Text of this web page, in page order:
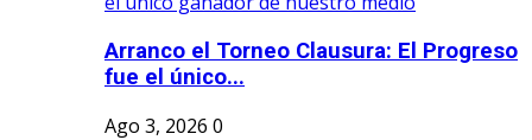
Arranco el Torneo Clausura: El Progreso
fue el único...
Ago 3, 2026 0